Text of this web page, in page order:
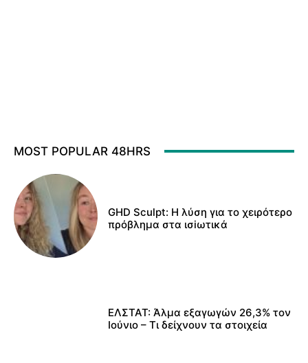
MOST POPULAR 48HRS
GHD Sculpt: Η λύση για το χειρότερο
πρόβλημα στα ισiωτικά
ΕΛΣΤΑΤ: Άλμα εξαγωγών 26,3% τον
Ιούνιο – Τι δείχνουν τα στοιχεία